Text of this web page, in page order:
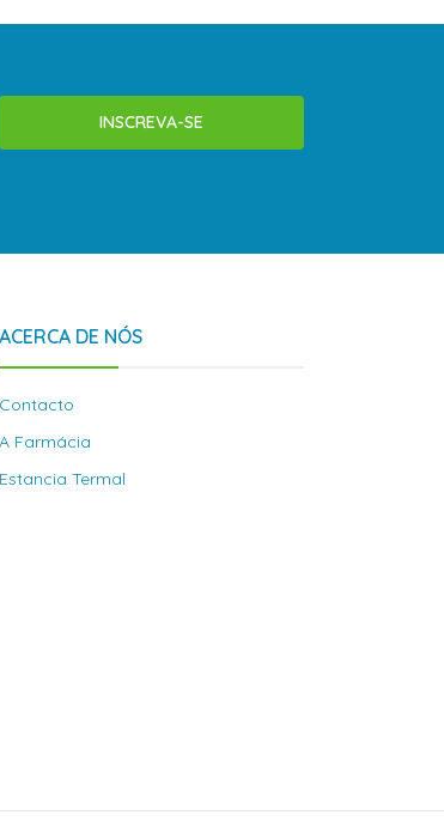
INSCREVA-SE
ACERCA DE NÓS
Contacto
A Farmácia
Estancia Termal